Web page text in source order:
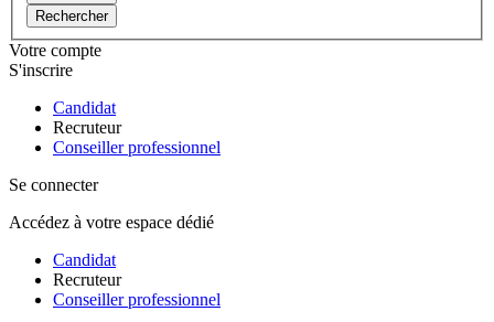
Rechercher
Votre compte
S'inscrire
Candidat
Recruteur
Conseiller professionnel
Se connecter
Accédez à votre espace dédié
Candidat
Recruteur
Conseiller professionnel